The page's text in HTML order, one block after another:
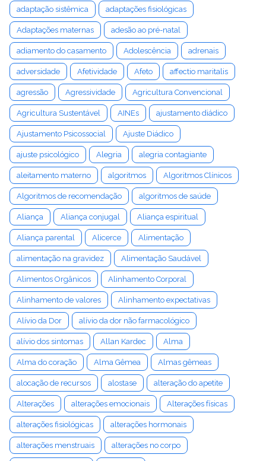
adaptação sistêmica adaptações fisiológicas
Adaptações maternas adesão ao pré-natal
adiamento do casamento Adolescência adrenais
adversidade Afetividade Afeto affectio maritalis
agressão Agressividade Agricultura Convencional
Agricultura Sustentável AINEs ajustamento diádico
Ajustamento Psicossocial Ajuste Diádico
ajuste psicológico Alegria alegria contagiante
aleitamento materno algoritmos Algoritmos Clínicos
Algoritmos de recomendação algoritmos de saúde
Aliança Aliança conjugal Aliança espiritual
Aliança parental Alicerce Alimentação
alimentação na gravidez Alimentação Saudável
Alimentos Orgânicos Alinhamento Corporal
Alinhamento de valores Alinhamento expectativas
Alívio da Dor alívio da dor não farmacológico
alívio dos sintomas Allan Kardec Alma
Alma do coração Alma Gêmea Almas gêmeas
alocação de recursos alostase alteração do apetite
Alterações alterações emocionais Alterações físicas
alterações fisiológicas alterações hormonais
alterações menstruais alterações no corpo